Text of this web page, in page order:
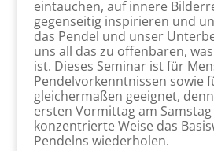
eintauchen, auf innere
gegenseitig inspirieren und
das Pendel und unser
uns all das zu offenbaren,
ist. Dieses Seminar ist für
Pendelvorkenntnissen sowie
gleichermaßen geeignet,
ersten Vormittag am
konzentrierte Weise das
Pendelns wiederholen.